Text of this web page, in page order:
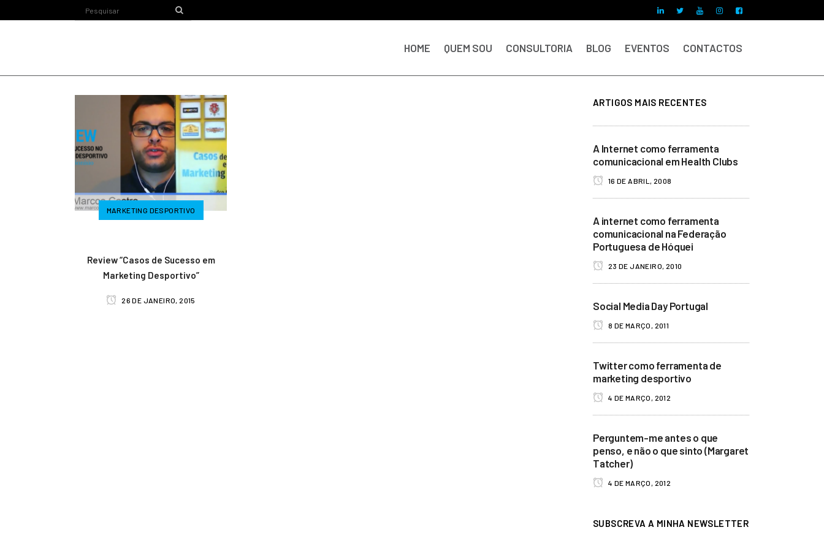
HOME QUEM SOU CONSULTORIA BLOG EVENTOS CONTACTOS
MARKETING DESPORTIVO
Review “Casos de Sucesso em
Marketing Desportivo”
26 DE JANEIRO, 2015
ARTIGOS MAIS RECENTES
A Internet como ferramenta
comunicacional em Health Clubs
16 DE ABRIL, 2008
A internet como ferramenta
comunicacional na Federação
Portuguesa de Hóquei
23 DE JANEIRO, 2010
Social Media Day Portugal
8 DE MARÇO, 2011
Twitter como ferramenta de
marketing desportivo
4 DE MARÇO, 2012
Perguntem-me antes o que
penso, e não o que sinto (Margaret
Tatcher)
4 DE MARÇO, 2012
SUBSCREVA A MINHA NEWSLETTER